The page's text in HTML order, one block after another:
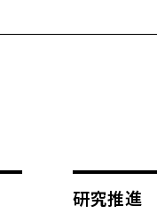
研究推進